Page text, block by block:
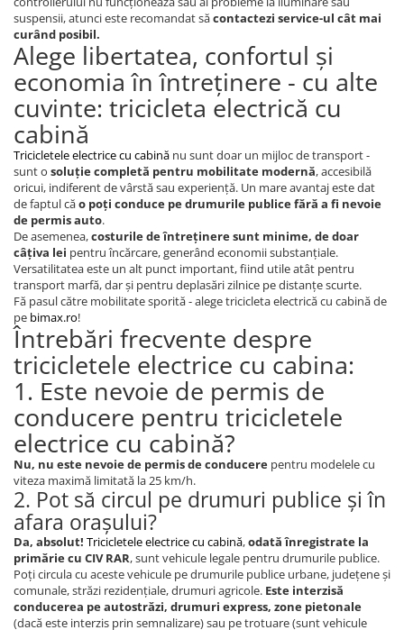
suspensii, atunci este recomandat săcontactezi service-ul cât mai
curând posibil.
Alege libertatea, confortul și
economia în întreținere - cu alte
cuvinte: tricicleta electrică cu
cabină
Tricicletele electrice cu cabină nu sunt doar un mijloc de transport -
sunt o soluție completă pentru mobilitate modernă, accesibilă
oricui, indiferent de vârstă sau experiență. Un mare avantaj este dat
de faptul căo poți conduce pe drumurile publice fără a fi nevoie
de permis auto.
De asemenea,costurile de întreținere sunt minime, de doar
câțiva lei pentru încărcare, generând economii substanțiale.
Versatilitatea este un alt punct important, fiind utile atât pentru
transport marfă, dar și pentru deplasări zilnice pe distanțe scurte.
Fă pasul către mobilitate sporită - alege tricicleta electrică cu cabină de
pe bimax.ro!
Întrebări frecvente despre
tricicletele electrice cu cabina:
1. Este nevoie de permis de
conducere pentru tricicletele
electrice cu cabină?
Nu, nu este nevoie de permis de conducere pentru modelele cu
viteza maximă limitată la 25 km/h.
2. Pot să circul pe drumuri publice și în
afara orașului?
Da, absolut! Tricicletele electrice cu cabină,odată înregistrate la
primărie cu CIV RAR, sunt vehicule legale pentru drumurile publice.
Poți circula cu aceste vehicule pe drumurile publice urbane, județene și
comunale, străzi rezidențiale, drumuri agricole. Este interzisă
conducerea pe autostrăzi, drumuri express, zone pietonale
(dacă este interzis prin semnalizare) sau pe trotuare (sunt vehicule